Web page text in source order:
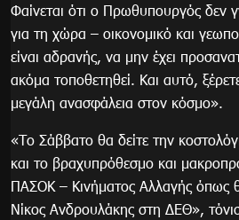
Φαίνεται ότι ο Πρωθυπουργός δεν
για τη χώρα – οικονομικό και
είναι αδρανής, να μην έχει
ακόμα τοποθετηθεί. Και αυτό,
μεγάλη ανασφάλεια στον κόσμο».
«Το Σάββατο θα δείτε την
και το βραχυπρόθεσμο και
ΠΑΣΟΚ – Κινήματος Αλλαγής όπως
Νίκος Ανδρουλάκης στη ΔΕΘ»,